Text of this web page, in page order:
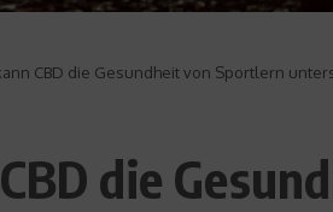
CBD die Gesundheit von Sportlern
die